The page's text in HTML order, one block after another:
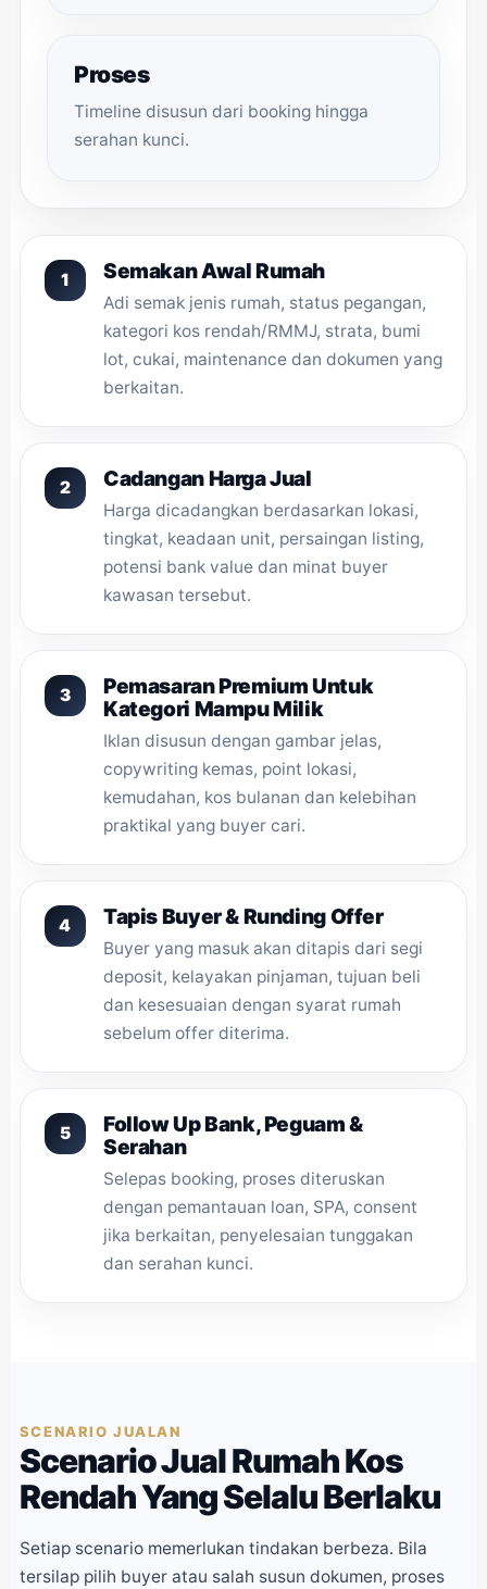
Proses
Timeline disusun dari booking hingga
serahan kunci.
Semakan Awal Rumah
Adi semak jenis rumah, status pegangan,
kategori kos rendah/RMMJ, strata, bumi
lot, cukai, maintenance dan dokumen yang
berkaitan.
Cadangan Harga Jual
Harga dicadangkan berdasarkan lokasi,
tingkat, keadaan unit, persaingan listing,
potensi bank value dan minat buyer
kawasan tersebut.
Pemasaran Premium Untuk
Kategori Mampu Milik
Iklan disusun dengan gambar jelas,
copywriting kemas, point lokasi,
kemudahan, kos bulanan dan kelebihan
praktikal yang buyer cari.
Tapis Buyer & Runding Offer
Buyer yang masuk akan ditapis dari segi
deposit, kelayakan pinjaman, tujuan beli
dan kesesuaian dengan syarat rumah
sebelum offer diterima.
Follow Up Bank, Peguam &
Serahan
Selepas booking, proses diteruskan
dengan pemantauan loan, SPA, consent
jika berkaitan, penyelesaian tunggakan
dan serahan kunci.
SCENARIO JUALAN
Scenario Jual Rumah Kos
Rendah Yang Selalu Berlaku
Setiap scenario memerlukan tindakan berbeza. Bila
tersilap pilih buyer atau salah susun dokumen, proses